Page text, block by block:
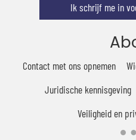
Ik schrijf me in
Contact met ons opnemen
Juridische kennisgeving
Veiligheid en